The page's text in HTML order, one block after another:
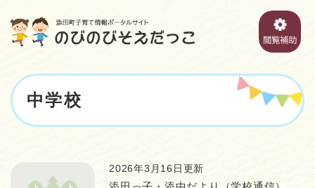
本
文
中学校
2026年3月16日更新